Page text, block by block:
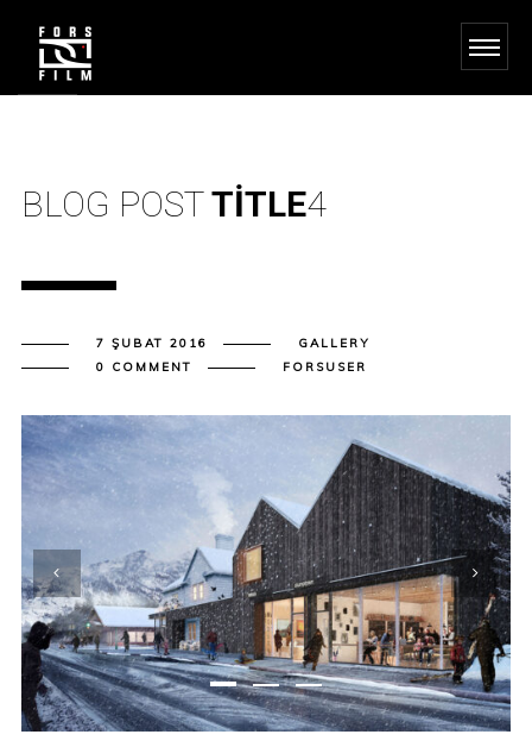
BLOG POSTTITLE4
7 ŞUBAT 2016
GALLERY
0 COMMENT
FORSUSER